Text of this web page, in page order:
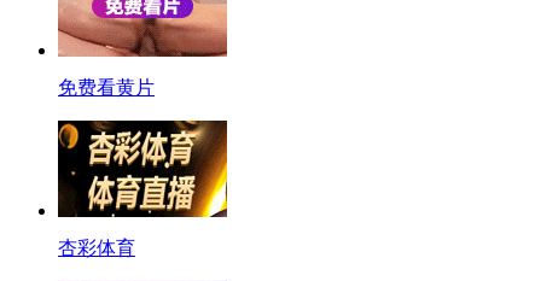
免费看黄片
杏彩体育